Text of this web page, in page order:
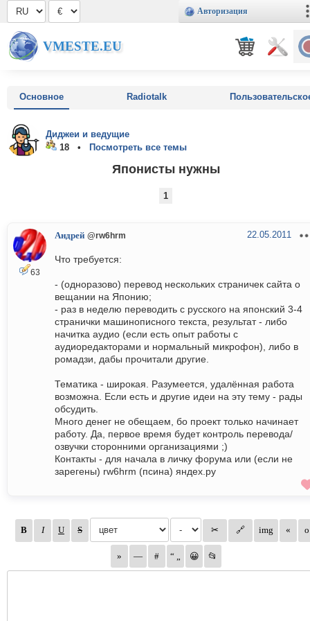
Авторизация
VMESTE.EU
Основное Radiotalk
Диджеи и ведущие
18 •
Посмотреть все темы
Японисты нужны
1
63
Андрей @rw6hrm 22.05.2011
Что требуется:
- (одноразово) перевод нескольких страничек сайта о
вещании на Японию;
- раз в неделю переводить с русского на японский 3-4
странички машинописного текста, результат - либо
начитка аудио (если есть опыт работы с
аудиоредакторами и нормальный микрофон), либо в
ромадзи, дабы прочитали другие.
Тематика - широкая. Разумеется, удалённая работа
возможна. Если есть и другие идеи на эту тему - рады
обсудить.
Много денег не обещаем, бо проект только начинает
работу. Да, первое время будет контроль перевода/
озвучки сторонними организациями ;)
Контакты - для начала в личку форума или (если не
зарегены) rw6hrm (псина) яндех.ру